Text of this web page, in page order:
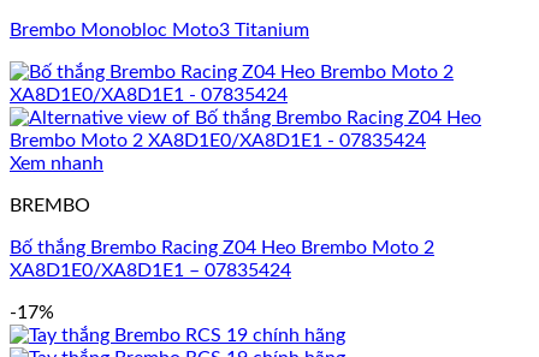
Brembo Monobloc Moto3 Titanium
Xem nhanh
BREMBO
Bố thắng Brembo Racing Z04 Heo Brembo Moto 2
XA8D1E0/XA8D1E1 – 07835424
-17%